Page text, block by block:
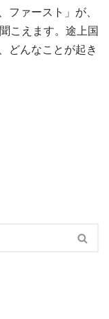
ファースト」が、
こえます。途上国
どんなことが起き